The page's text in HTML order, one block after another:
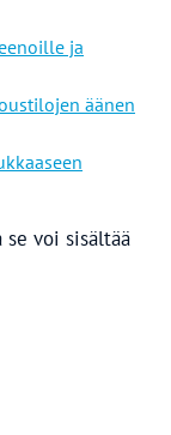
ja
äänen
voi sisältää